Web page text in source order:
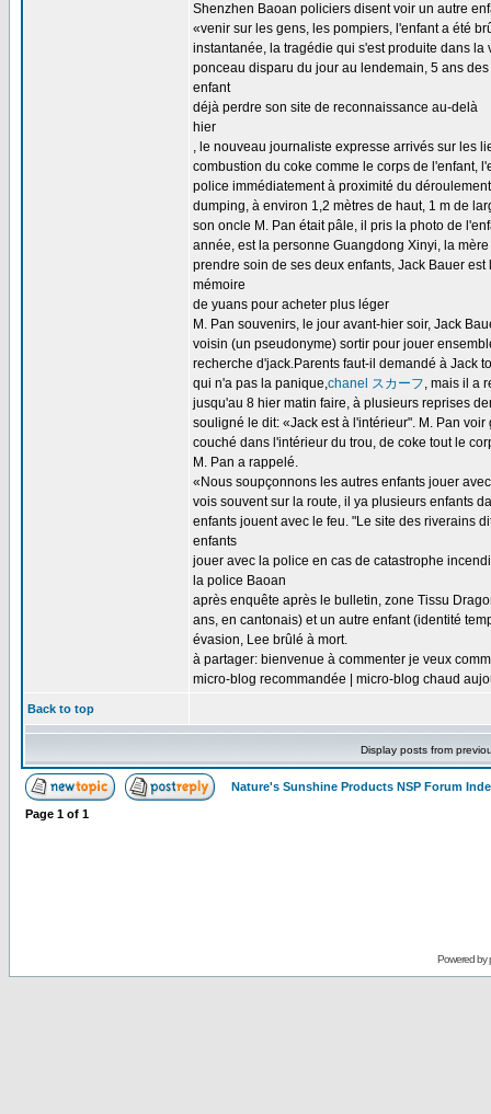
Shenzhen Baoan policiers disent voir un autre
«venir sur les gens, les pompiers, l'enfant a été
instantanée, la tragédie qui s'est produite dans
ponceau disparu du jour au lendemain, 5 ans
enfant
déjà perdre son site de reconnaissance au-delà
hier
, le nouveau journaliste expresse arrivés sur les
combustion du coke comme le corps de l'enfant,
police immédiatement à proximité du
dumping, à environ 1,2 mètres de haut, 1 m de
son oncle M. Pan était pâle, il pris la photo de
année, est la personne Guangdong Xinyi, la
prendre soin de ses deux enfants, Jack Bauer
mémoire
de yuans pour acheter plus léger
M. Pan souvenirs, le jour avant-hier soir, Jack
voisin (un pseudonyme) sortir pour jouer
recherche d'jack.Parents faut-il demandé à Jack
qui n'a pas la panique,chanel スカーフ, mais il a
jusqu'au 8 hier matin faire, à plusieurs reprises
souligné le dit: «Jack est à l'intérieur". M. Pan
couché dans l'intérieur du trou, de coke tout le
M. Pan a rappelé.
«Nous soupçonnons les autres enfants jouer
vois souvent sur la route, il ya plusieurs enfants
enfants jouent avec le feu. "Le site des riverains
enfants
jouer avec la police en cas de catastrophe
la police Baoan
après enquête après le bulletin, zone Tissu
ans, en cantonais) et un autre enfant (identité
évasion, Lee brûlé à mort.
à partager: bienvenue à commenter je veux
micro-blog recommandée | micro-blog chaud
Back to top
Display posts from
Nature's Sunshine Products NSP Forum
Page 1 of 1
Powered by